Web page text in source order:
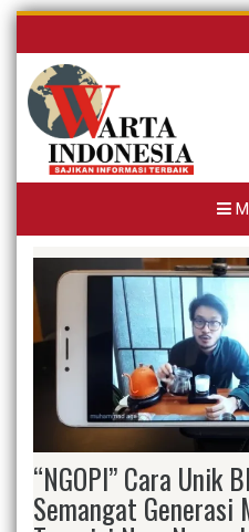
Skip
content
“NGOPI” Cara Unik
Semangat Generasi